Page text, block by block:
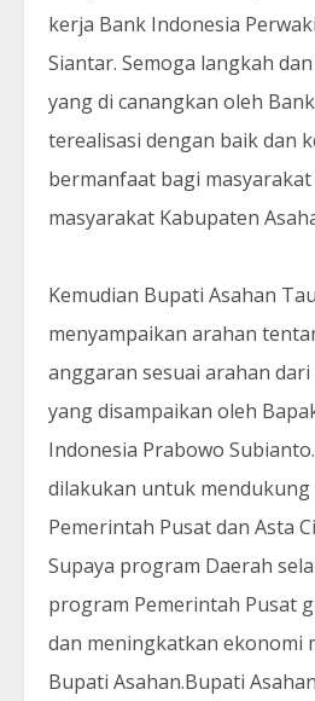
kerja Bank Indonesia
Siantar. Semoga langkah
yang di canangkan oleh
terealisasi dengan baik dan
bermanfaat bagi
masyarakat Kabupaten
Kemudian Bupati Asahan
menyampaikan arahan
anggaran sesuai arahan
yang disampaikan oleh
Indonesia Prabowo
dilakukan untuk
Pemerintah Pusat dan Asta
Supaya program Daerah
program Pemerintah Pusat
dan meningkatkan ekonomi
Bupati Asahan.Bupati